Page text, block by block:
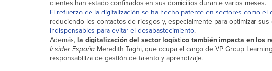
clientes han estado confinados en sus domicilios durante varios meses.
El refuerzo de la digitalización se ha hecho patente en sectores como el
reduciendo los contactos de riesgos y, especialmente para optimizar
indispensables para evitar el desabastecimiento.
Además, la digitalización del sector logístico también impacta en los
Insider España Meredith Taghi, que ocupa el cargo de VP Group
responsabiliza de gestión de talento y aprendizaje.